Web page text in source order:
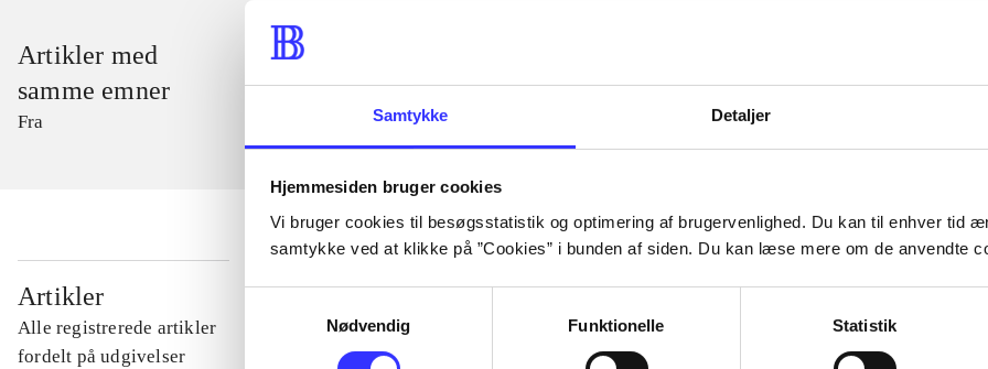
Samtykke Detaljer
Hjemmesiden bruger cookies
Vi bruger cookies til besøgsstatistik og optimering af brugervenlighed. Du kan til enhver tid
samtykke ved at klikke på ”Cookies” i bunden af siden. Du kan læse mere om de anvendte
Nødvendig
Funktionelle Statistik
Artikler med
samme emner
Fra
Artikler
Alle registrerede artikler
fordelt på udgivelser
...